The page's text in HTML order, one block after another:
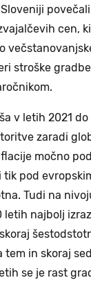
cen,
stroške
v letih 2021 do
zaradi
močno
pod
Tudi na
letih najbolj
tem in skoraj
se je rast